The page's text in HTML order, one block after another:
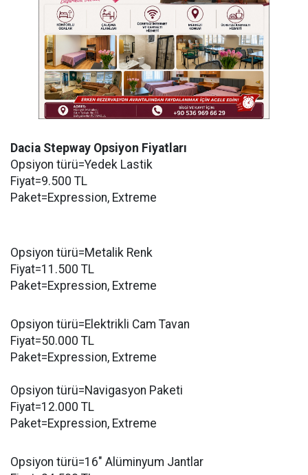
Dacia Stepway Opsiyon Fiyatları
Opsiyon türü=Yedek Lastik
Fiyat=9.500 TL
Paket=Expression, Extreme
Opsiyon türü=Metalik Renk
Fiyat=11.500 TL
Paket=Expression, Extreme
Opsiyon türü=Elektrikli Cam Tavan
Fiyat=50.000 TL
Paket=Expression, Extreme
Opsiyon türü=Navigasyon Paketi
Fiyat=12.000 TL
Paket=Expression, Extreme
Opsiyon türü=16″ Alüminyum Jantlar